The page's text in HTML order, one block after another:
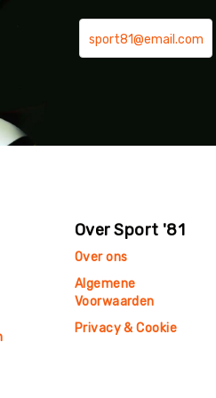
Over Sport '81
Over ons
Algemene
Voorwaarden
Privacy & Cookie